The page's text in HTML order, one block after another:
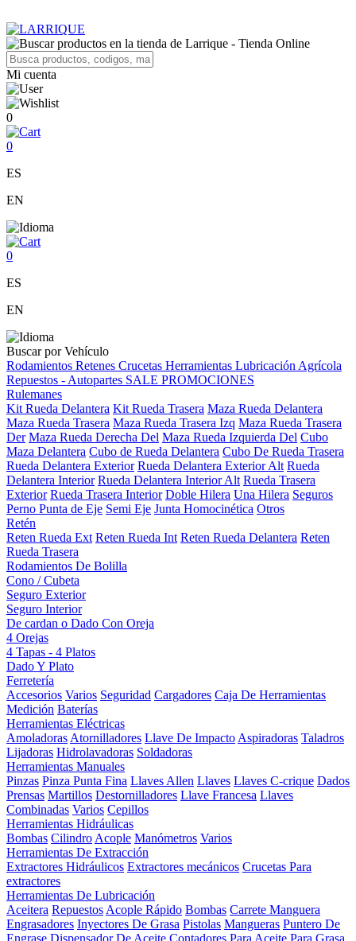
Mi cuenta
0
0
ES
EN
0
ES
EN
Buscar por Vehículo
Rodamientos Retenes Crucetas Herramientas Lubricación Agrícola
Repuestos - Autopartes SALE PROMOCIONES
Rulemanes
Kit Rueda Delantera Kit Rueda Trasera Maza Rueda Delantera
Maza Rueda Trasera Maza Rueda Trasera Izq Maza Rueda Trasera
Der Maza Rueda Derecha Del Maza Rueda Izquierda Del Cubo
Maza Delantera Cubo de Rueda Delantera Cubo De Rueda Trasera
Rueda Delantera Exterior Rueda Delantera Exterior Alt Rueda
Delantera Interior Rueda Delantera Interior Alt Rueda Trasera
Exterior Rueda Trasera Interior Doble Hilera Una Hilera Seguros
Perno Punta de Eje Semi Eje Junta Homocinética Otros
Retén
Reten Rueda Ext Reten Rueda Int Reten Rueda Delantera Reten
Rueda Trasera
Rodamientos De Bolilla
Cono / Cubeta
Seguro Exterior
Seguro Interior
De cardan o Dado Con Oreja
4 Orejas
4 Tapas - 4 Platos
Dado Y Plato
Ferretería
Accesorios Varios Seguridad Cargadores Caja De Herramientas
Medición Baterías
Herramientas Eléctricas
Amoladoras Atornilladores Llave De Impacto Aspiradoras Taladros
Lijadoras Hidrolavadoras Soldadoras
Herramientas Manuales
Pinzas Pinza Punta Fina Llaves Allen Llaves Llaves C-crique Dados
Prensas Martillos Destornilladores Llave Francesa Llaves
Combinadas Varios Cepillos
Herramientas Hidráulicas
Bombas Cilindro Acople Manómetros Varios
Herramientas De Extracción
Extractores Hidráulicos Extractores mecánicos Crucetas Para
extractores
Herramientas De Lubricación
Aceitera Repuestos Acople Rápido Bombas Carrete Manguera
Engrasadores Inyectores De Grasa Pistolas Mangueras Puntero De
Engrase Dispensador De Aceite Contadores Para Aceite Para Grasa